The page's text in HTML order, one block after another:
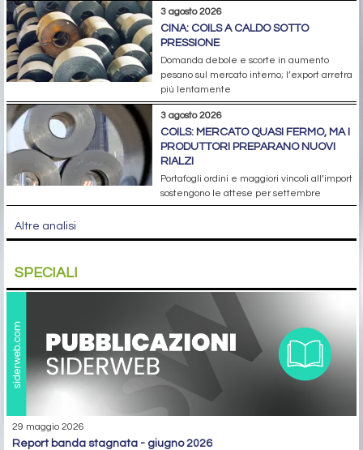
3 agosto 2026
CINA: COILS A CALDO SOTTO
PRESSIONE
Domanda debole e scorte in aumento
pesano sul mercato interno; l’export arretra
più lentamente
3 agosto 2026
COILS: MERCATO QUASI FERMO, MA I
PRODUTTORI PREPARANO NUOVI
RIALZI
Portafogli ordini e maggiori vincoli all’import
sostengono le attese per settembre
Altre analisi
SPECIALI
29 maggio 2026
report banda stagnata - giugno 2026